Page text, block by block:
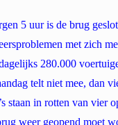
5 uur is de brug
met zich
280.000
telt niet mee, dan
staan in rotten van vier
weer geopend moet